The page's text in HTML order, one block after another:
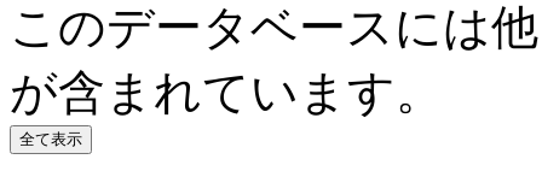
このデータベースには
が含まれています。